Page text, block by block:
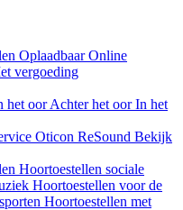
OplaadbaarOnline
vergoeding
het oorAchter het oorIn het
Oticon ReSound Bekijk
Hoortoestellen sociale
Hoortoestellen voor de
Hoortoestellen met